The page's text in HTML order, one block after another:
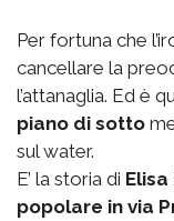
Per fortuna che
cancellare la
l’attanaglia. Ed è
piano di sotto
sul water.
E’ la storia di Elisa
popolare in via